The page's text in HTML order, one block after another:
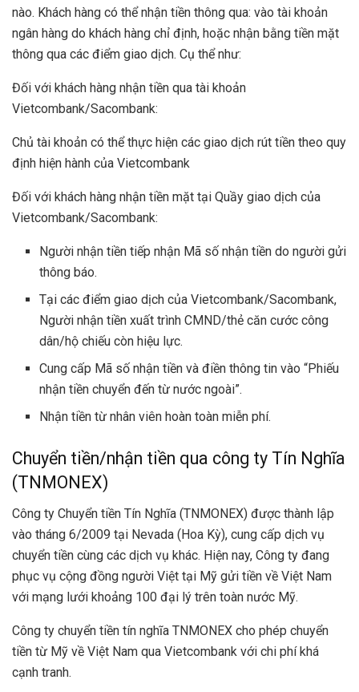
nào. Khách hàng có thể nhận tiền thông qua: vào tài khoản
ngân hàng do khách hàng chỉ định, hoặc nhận bằng tiền mặt
thông qua các điểm giao dịch. Cụ thể như:
Đối với khách hàng nhận tiền qua tài khoản
Vietcombank/Sacombank:
​Chủ tài khoản có thể thực hiện các giao dịch rút tiền theo quy
định hiện hành của Vietcombank
Đối với khách hàng nhận tiền mặt tại Quầy giao dịch của
Vietcombank/Sacombank:
Người nhận tiền tiếp nhận Mã số nhận tiền do người gửi
thông báo.
Tại các điểm giao dịch của Vietcombank/Sacombank,
Người nhận tiền xuất trình CMND/thẻ căn cước công
dân/hộ chiếu còn hiệu lực.
Cung cấp Mã số nhận tiền và điền thông tin vào “Phiếu
nhận tiền chuyển đến từ nước ngoài”.
Nhận tiền từ nhân viên hoàn toàn miễn phí.
Chuyển tiền/nhận tiền qua công ty Tín Nghĩa
(TNMONEX)
Công ty Chuyển tiền Tín Nghĩa (TNMONEX) được thành lập
vào tháng 6/2009 tại Nevada (Hoa Kỳ), cung cấp dịch vụ
chuyển tiền cùng các dịch vụ khác. Hiện nay, Công ty đang
phục vụ cộng đồng người Việt tại Mỹ gửi tiền về Việt Nam
với mạng lưới khoảng 100 đại lý trên toàn nước Mỹ.
Công ty chuyển tiền tín nghĩa TNMONEX cho phép chuyển
tiền từ Mỹ về Việt Nam qua Vietcombank với chi phí khá
cạnh tranh.